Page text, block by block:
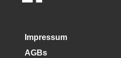
Impressum
AGBs